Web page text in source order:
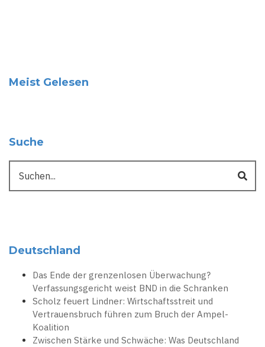
Meist Gelesen
Suche
Deutschland
Das Ende der grenzenlosen Überwachung?
Verfassungsgericht weist BND in die Schranken
Scholz feuert Lindner: Wirtschaftsstreit und
Vertrauensbruch führen zum Bruch der Ampel-
Koalition
Zwischen Stärke und Schwäche: Was Deutschland